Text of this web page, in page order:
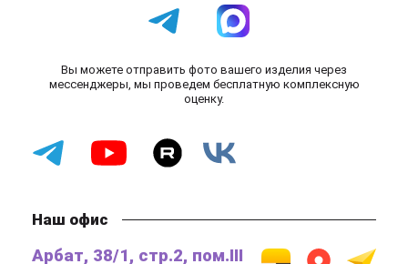
Вы можете отправить фото вашего изделия через
мессенджеры, мы проведем бесплатную комплексную
оценку.
Наш офис
Арбат, 38/1, стр.2, пом.III